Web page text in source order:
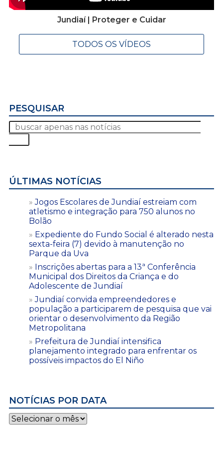
Jundiaí | Proteger e Cuidar
TODOS OS VÍDEOS
PESQUISAR
ÚLTIMAS NOTÍCIAS
Jogos Escolares de Jundiaí estreiam com
atletismo e integração para 750 alunos no
Bolão
Expediente do Fundo Social é alterado nesta
sexta-feira (7) devido à manutenção no
Parque da Uva
Inscrições abertas para a 13ª Conferência
Municipal dos Direitos da Criança e do
Adolescente de Jundiaí
Jundiaí convida empreendedores e
população a participarem de pesquisa que vai
orientar o desenvolvimento da Região
Metropolitana
Prefeitura de Jundiaí intensifica
planejamento integrado para enfrentar os
possíveis impactos do El Niño
NOTÍCIAS POR DATA
Notícias
por